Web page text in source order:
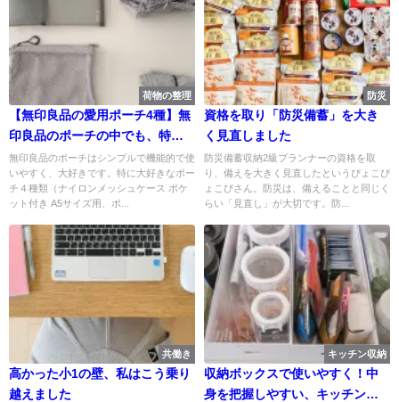
荷物の整理
【無印良品の愛用ポーチ4種】無
印良品のポーチの中でも、特に
愛用している4種類とその使い方
をご紹介
無印良品のポーチはシンプルで機能的で使
いやすく、大好きです。特に大好きなポー
チ４種類（ナイロンメッシュケース ポケ
ット付き A5サイズ用、ポ...
防災
資格を取り「防災備蓄」を大き
く見直しました
防災備蓄収納2級プランナーの資格を取
り、備えを大きく見直したというぴょこぴ
ょこぴさん。防災は、備えることと同じく
らい「見直し」が大切です。防...
共働き
高かった小1の壁、私はこう乗り
越えました
キッチン収納
収納ボックスで使いやすく！中
身を把握しやすい、キッチンの